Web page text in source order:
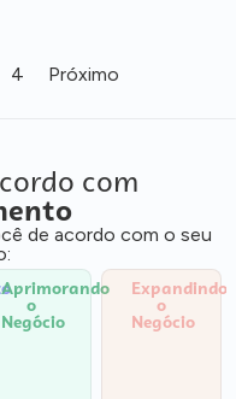
4 Próximo
com
de acordo com o seu
Aprimorando
o
Negócio
Expandindo
o
Negócio